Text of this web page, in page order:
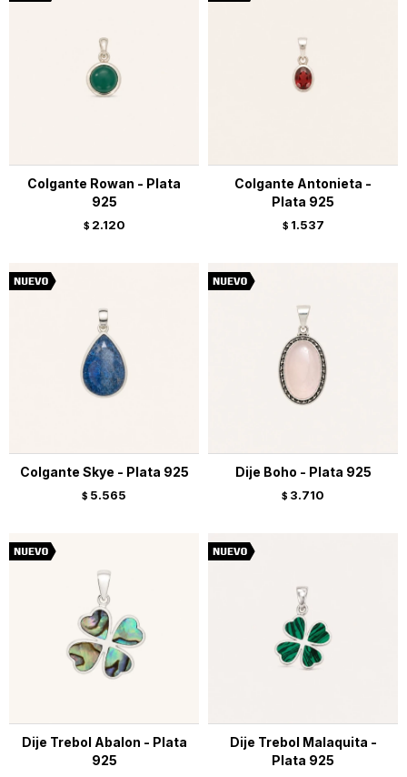
Colgante Rowan - Plata
925
$ 2.120
Colgante Antonieta -
Plata 925
$ 1.537
Colgante Skye - Plata 925
$ 5.565
Dije Boho - Plata 925
$ 3.710
Dije Trebol Abalon - Plata
925
Dije Trebol Malaquita -
Plata 925